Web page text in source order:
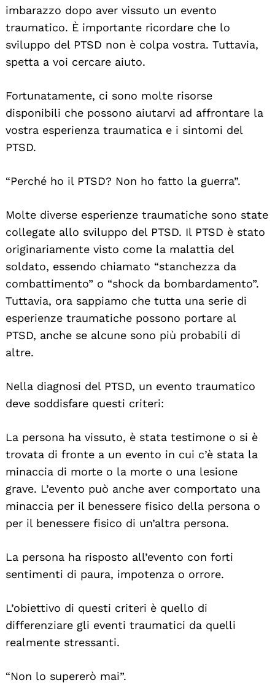
imbarazzo dopo aver vissuto un evento
traumatico. È importante ricordare che lo
sviluppo del PTSD non è colpa vostra. Tuttavia,
spetta a voi cercare aiuto.
Fortunatamente, ci sono molte risorse
disponibili che possono aiutarvi ad affrontare la
vostra esperienza traumatica e i sintomi del
PTSD.
“Perché ho il PTSD? Non ho fatto la guerra”.
Molte diverse esperienze traumatiche sono state
collegate allo sviluppo del PTSD. Il PTSD è stato
originariamente visto come la malattia del
soldato, essendo chiamato “stanchezza da
combattimento” o “shock da bombardamento”.
Tuttavia, ora sappiamo che tutta una serie di
esperienze traumatiche possono portare al
PTSD, anche se alcune sono più probabili di
altre.
Nella diagnosi del PTSD, un evento traumatico
deve soddisfare questi criteri:
La persona ha vissuto, è stata testimone o si è
trovata di fronte a un evento in cui c’è stata la
minaccia di morte o la morte o una lesione
grave. L’evento può anche aver comportato una
minaccia per il benessere fisico della persona o
per il benessere fisico di un’altra persona.
La persona ha risposto all’evento con forti
sentimenti di paura, impotenza o orrore.
L’obiettivo di questi criteri è quello di
differenziare gli eventi traumatici da quelli
realmente stressanti.
“Non lo supererò mai”.
Search
For: